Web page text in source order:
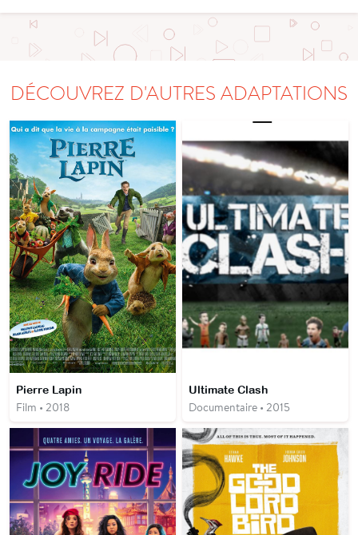
DÉCOUVREZ D'AUTRES ADAPTATIONS
Pierre Lapin
Film • 2018
Ultimate Clash
Documentaire • 2015